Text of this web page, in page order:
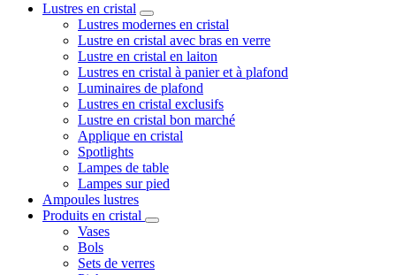
Lustres en cristal
Lustres modernes en cristal
Lustre en cristal avec bras en verre
Lustre en cristal en laiton
Lustres en cristal à panier et à plafond
Luminaires de plafond
Lustres en cristal exclusifs
Lustre en cristal bon marché
Applique en cristal
Spotlights
Lampes de table
Lampes sur pied
Ampoules lustres
Produits en cristal
Vases
Bols
Sets de verres